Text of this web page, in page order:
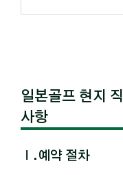
일본골프 현지
사항
Ⅰ.예약 절차